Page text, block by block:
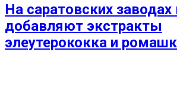
На саратовских заводах
добавляют экстракты
элеутерококка и